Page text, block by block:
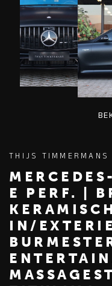
THIJS TIMMERMANS
E PERF. |
IN/